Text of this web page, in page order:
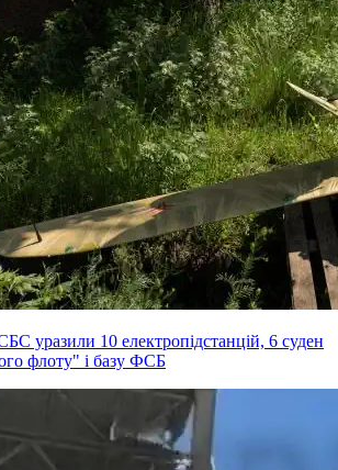
уразили 10 електропідстанцій, 6 суден
флоту" і базу ФСБ